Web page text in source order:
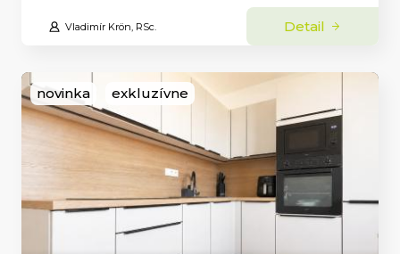
Vladimír Krön, RSc. Detail
novinka exkluzívne